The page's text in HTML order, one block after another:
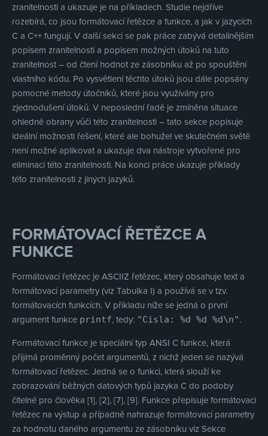
zranitelnosti a ukazuje je na příkladech. Studie nejdříve
rozebírá, co jsou formátovací řetězce a funkce, a jak v jazycích
C a C++ fungují. V další sekci se pak práce zabývá detailnějším
popisem zranitelnosti a popisem možných útoků na tuto
zranitelnost – od čtení hodnot ze zásobníku až po spouštění
vlastního kódu. Po vysvětlení těchto útoků jsou dále popsány
pomocné metody útočníků, které jsou využívány pro
zjednodušení útoků. V neposlední řadě je zmíněna situace
ohledně obrany vůči této zranitelnosti – tato sekce popisuje
ideální možnosti řešení, které ale bohužel ve skutečném světě
není možné aplikovat a ukazuje dva nástroje vytvořené pro
eliminaci této zranitelnosti. Na konci práce ukazuje příklady
této zranitelnosti z jiných jazyků.
FORMÁTOVACÍ ŘETĚZCE A
FUNKCE
Formátovací řetězec je ASCIIZ řetězec, který obsahuje text a
formátovací parametry (viz Tabulka I) a používá se v tzv.
formátovacích funkcích. V příkladu níže se jedná o první
argument funkce printf, tedy: "Cisla: %d %d %d\n".
Formátovací funkce je speciální typ ANSI C funkce, která
přijímá proměnný počet argumentů, z nichž jeden se nazývá
formátovací řetězec. Jedná se o funkci, která slouží ke
zobrazování běžných datových typů jazyka C do podoby
čitelné pro člověka [1], [2], [7], [9]. Funkce přepisuje formátovací
řetězec na výstup a případně nahrazuje formátovací parametry
za hodnotu daného argumentu ze zásobníku viz Sekce